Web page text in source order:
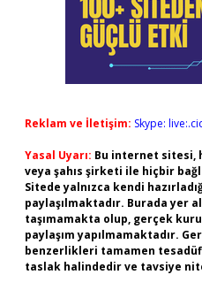
Reklam ve İletişim: Skype:
Yasal Uyarı: Bu internet sitesi,
veya şahıs şirketi ile hiçbir
Sitede yalnızca kendi
paylaşılmaktadır. Burada yer
taşımamakta olup, gerçek
paylaşım yapılmamaktadır.
benzerlikleri tamamen
taslak halindedir ve tavsiye